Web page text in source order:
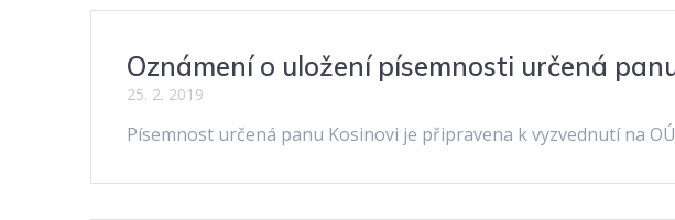
Oznámení o uložení písemnosti určená
25. 2. 2019
Písemnost určená panu Kosinovi je připravena k vyzvednutí na